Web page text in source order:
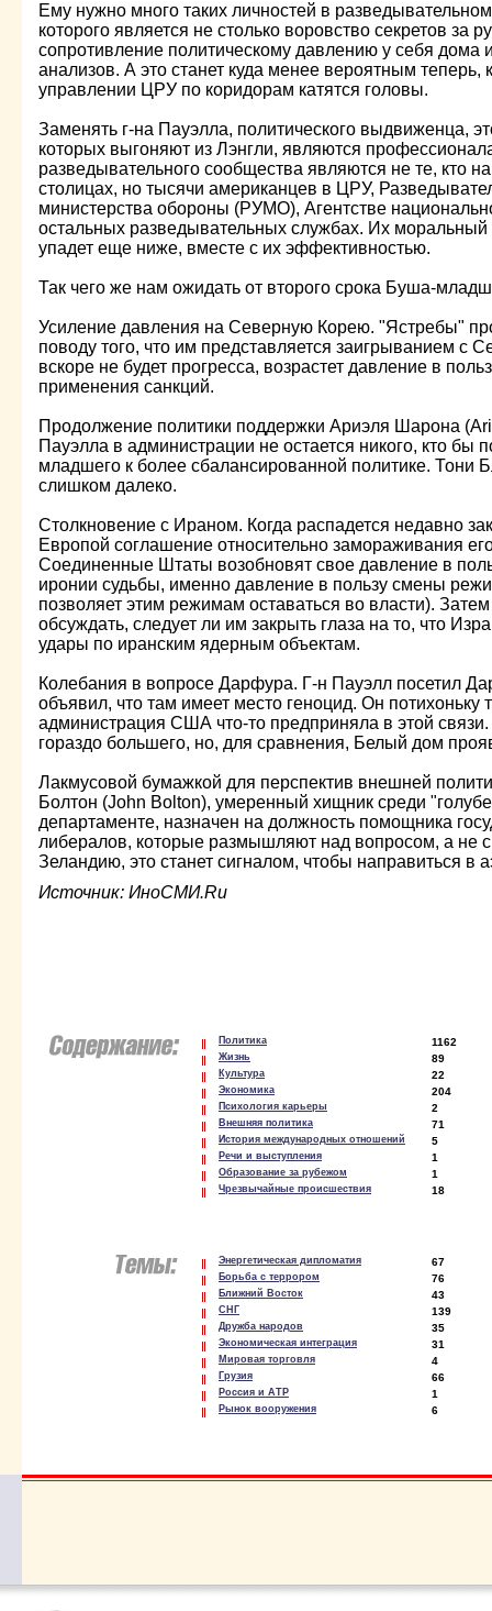
Ему нужно много таких личностей в
которого является не столько воровство секретов за
сопротивление политическому давлению у себя
анализов. А это станет куда менее вероятным теперь,
управлении ЦРУ по коридорам катятся головы.
Заменять г-на Пауэлла, политического выдвиженца,
которых выгоняют из Лэнгли, являются
разведывательного сообщества являются не те, кто
столицах, но тысячи американцев в ЦРУ,
министерства обороны (РУМО), Агентстве
остальных разведывательных службах. Их моральный
упадет еще ниже, вместе с их эффективностью.
Так чего же нам ожидать от второго срока Буша-
Усиление давления на Северную Корею. "Ястребы"
поводу того, что им представляется заигрыванием с
вскоре не будет прогресса, возрастет давление в
применения санкций.
Продолжение политики поддержки Ариэля Шарона
Пауэлла в администрации не остается никого, кто бы
младшего к более сбалансированной политике. Тони
слишком далеко.
Столкновение с Ираном. Когда распадется недавно
Европой соглашение относительно замораживания
Соединенные Штаты возобновят свое давление в
иронии судьбы, именно давление в пользу смены
позволяет этим режимам оставаться во власти).
обсуждать, следует ли им закрыть глаза на то, что
удары по иранским ядерным объектам.
Колебания в вопросе Дарфура. Г-н Пауэлл посетил
объявил, что там имеет место геноцид. Он потихоньку
администрация США что-то предприняла в этой
гораздо большего, но, для сравнения, Белый дом
Лакмусовой бумажкой для перспектив внешней
Болтон (John Bolton), умеренный хищник среди
департаменте, назначен на должность помощника
либералов, которые размышляют над вопросом, а не
Зеландию, это станет сигналом, чтобы направиться в
Источник: ИноСМИ.Ru
Политика 1162
Жизнь 89
Культура 22
Экономика 204
Психология карьеры 2
Внешняя политика 71
История международных отношений 5
Речи и выступления 1
Образование за рубежом 1
Чрезвычайные происшествия 18
Энергетическая дипломатия 67
Борьба с террором 76
Ближний Восток 43
СНГ 139
Дружба народов 35
Экономическая интеграция 31
Мировая торговля 4
Грузия 66
Россия и АТР 1
Рынок вооружения 6